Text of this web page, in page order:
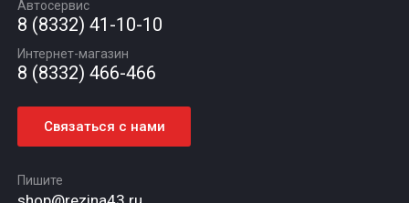
Статьи
Контакты
Автосервис
8 (8332) 41-10-10
Интернет-магазин
8 (8332) 466-466
Связаться с нами
Пишите